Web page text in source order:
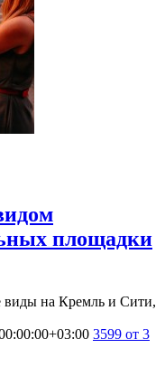
площадки
виды на Кремль и Сити,
3599 от 3